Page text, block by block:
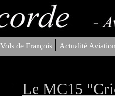
Vols de François | Actualité
Le MC15